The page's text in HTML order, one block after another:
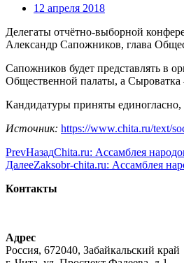
12 апреля 2018
Делегаты отчётно-выборной
Александр Сапожников, глава
Сапожников будет представлять в
Общественной палаты, а Сыроватка
Кандидатуры приняты единогласно,
Источник: https://www.chita.ru/text/
PrevНазадChita.ru: Ассамблея
ДалееZaksobr-chita.ru: Ассамблея
Контакты
Адрес
Россия, 672040, Забайкальский край